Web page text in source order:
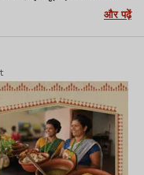
SCHOOL HEHAL से
Ranchi से
से किया. मास
की शुरूआत की. हिन्दी
फिलहाल Lagatar
यहां ये क्राईम और
और पढ़ें